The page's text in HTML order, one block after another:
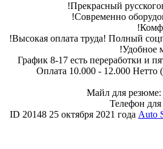
Прекрасный
Современно
Высокая оплата труда! Полный
Удобное
График 8-17 есть переработки и
Оплата 10.000 - 12.000 Нетто
Майл для резюме:
Телефон для
ID 20148 25 октября 2021 года Auto